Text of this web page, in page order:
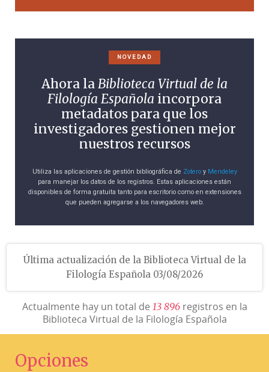
NOVEDAD
Ahora laBiblioteca Virtual de la
Filología Española incorpora
metadatos para que los
investigadores gestionen mejor
nuestros recursos
Utiliza las aplicaciones de gestión bibliográfica de Zoteroy Mendeley
para manejar los datos de los registros. Estas aplicaciones están
disponibles de forma gratuita tanto para escritorio como en extensiones
que pueden agregarse a los navegadores web.
Última actualización de la Biblioteca Virtual de la
Filología Española 03/08/2026
Actualmente hay un total de 13 896registros en la
Biblioteca Virtual de la Filología Española
Opciones